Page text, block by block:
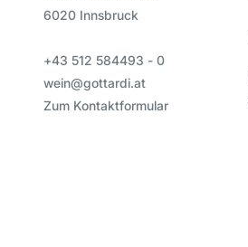
6020 Innsbruck
+43 512 584493 - 0
wein@gottardi.at
Zum Kontaktformular